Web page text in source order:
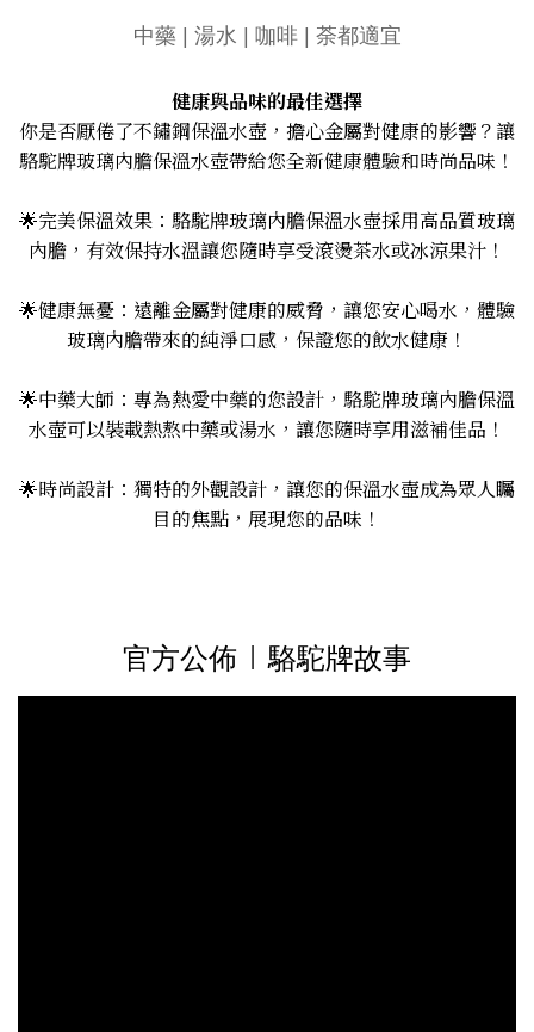
中藥 | 湯水 | 咖啡 | 荼都適宜
健康與品味的最佳選擇
你是否厭倦了不鏽鋼保溫水壺，擔心金屬對健康的影響？讓
駱駝牌玻璃內膽保溫水壺帶給您全新健康體驗和時尚品味！
🌟完美保溫效果：駱駝牌玻璃內膽保溫水壺採用高品質玻璃
內膽，有效保持水溫讓您隨時享受滾燙茶水或冰涼果汁！
🌟健康無憂：遠離金屬對健康的威脅，讓您安心喝水，體驗
玻璃內膽帶來的純淨口感，保證您的飲水健康！
🌟中藥大師：專為熱愛中藥的您設計，駱駝牌玻璃內膽保溫
水壺可以裝載熱熬中藥或湯水，讓您隨時享用滋補佳品！
🌟時尚設計：獨特的外觀設計，讓您的保溫水壺成為眾人矚
目的焦點，展現您的品味！
官方公佈 | 駱駝牌故事